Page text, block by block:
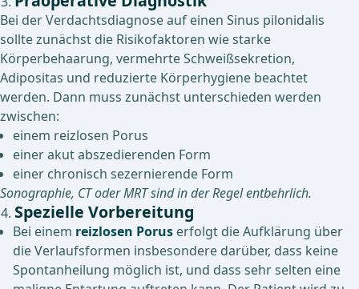
Bei der Verdachtsdiagnose auf einen Sinus pilonidalis
sollte zunächst die Risikofaktoren wie starke
Körperbehaarung, vermehrte Schweißsekretion,
Adipositas und reduzierte Körperhygiene beachtet
werden. Dann muss zunächst unterschieden werden
zwischen:
einem reizlosen Porus
einer akut abszedierenden Form
einer chronisch sezernierende Form
Sonographie, CT oder MRT sind in der Regel entbehrlich.
Spezielle Vorbereitung
Bei einem reizlosen Porus erfolgt die Aufklärung über
die Verlaufsformen insbesondere darüber, dass keine
Spontanheilung möglich ist, und dass sehr selten eine